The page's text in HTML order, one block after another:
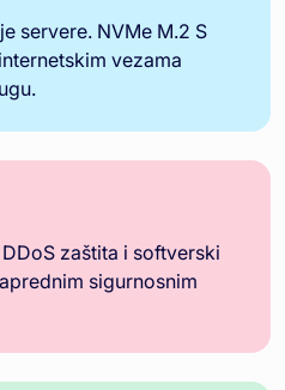
servere. NVMe M.2 S
vezama
zaštita i softverski
sigurnosnim